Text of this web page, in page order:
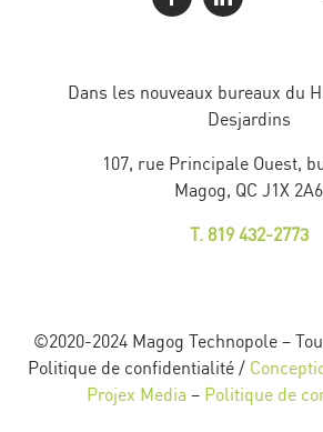
Dans les nouveaux bureaux du
Desjardins
107, rue Principale Ouest,
Magog, QC J1X 2A6
T. 819 432-2773
©2020-2024 Magog Technopole –
Politique de confidentialité /
Projex Media – Politique de